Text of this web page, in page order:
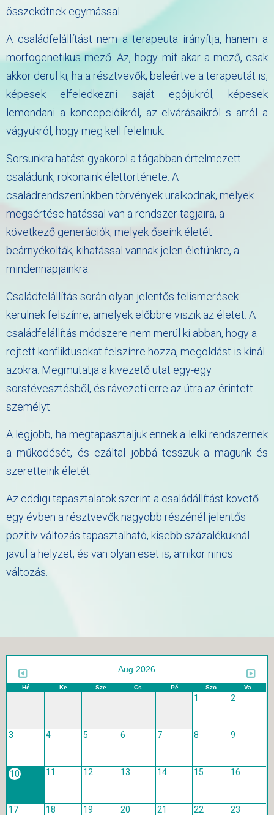
összekötnek egymással.
A családfelállítást nem a terapeuta irányítja, hanem a
morfogenetikus mező. Az, hogy mit akar a mező, csak
akkor derül ki, ha a résztvevők, beleértve a terapeutát is,
képesek elfeledkezni saját egójukról, képesek
lemondani a koncepcióikról, az elvárásaikról s arról a
vágyukról, hogy meg kell felelniük.
Sorsunkra hatást gyakorol a tágabban értelmezett
családunk, rokonaink élettörténete. A
családrendszerünkben törvények uralkodnak, melyek
megsértése hatással van a rendszer tagjaira, a
következő generációk, melyek őseink életét
beárnyékolták, kihatással vannak jelen életünkre, a
mindennapjainkra.
Családfelállítás során olyan jelentős felismerések
kerülnek felszínre, amelyek előbbre viszik az életet. A
családfelállítás módszere nem merül ki abban, hogy a
rejtett konfliktusokat felszínre hozza, megoldást is kínál
azokra. Megmutatja a kivezető utat egy-egy
sorstévesztésből, és rávezeti erre az útra az érintett
személyt.
A legjobb, ha megtapasztaljuk ennek a lelki rendszernek
a működését, és ezáltal jobbá tesszük a magunk és
szeretteink életét.
Az eddigi tapasztalatok szerint a családállítást követő
egy évben a résztvevők nagyobb részénél jelentős
pozitív változás tapasztalható, kisebb százalékuknál
javul a helyzet, és van olyan eset is, amikor nincs
változás.
Aug 2026
Hé Ke Sze Cs Pé Szo Va
1 2
3 4 5 6 7 8 9
10 11 12 13 14 15 16
17 18 19 20 21 22 23